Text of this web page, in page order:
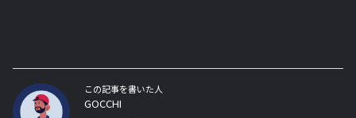
この記事を書いた人
GOCCHI